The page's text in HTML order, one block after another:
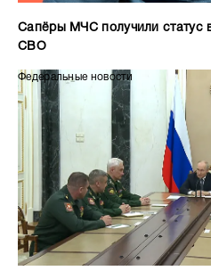
Сапёры МЧС получили статус
СВО
Федеральные новости